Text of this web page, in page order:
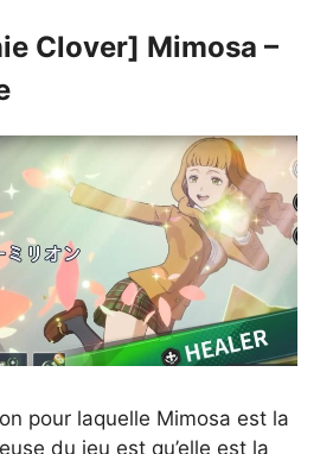
Clover] Mimosa –
pour laquelle Mimosa est la
du jeu est qu’elle est la